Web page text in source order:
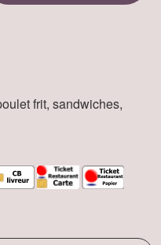
frit, sandwiches,